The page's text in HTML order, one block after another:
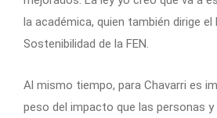
la académica, quien también dirige el
Sostenibilidad de la FEN.
Al mismo tiempo, para Chavarri es
peso del impacto que las personas